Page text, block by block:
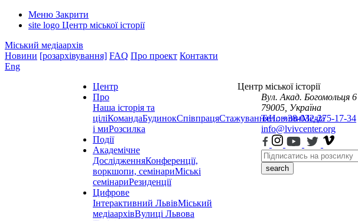
Меню Закрити
site logo Центр міської історії
Міський медіаархів
Новини [розархівування] FAQ Про проект Контакти
Eng
Центр
Про
Наша історія та
ціліКомандаБудинокСпівпрацяСтажуванняНовиниМедіа
і миРозсилка
Події
Академічне
ДослідженняКонференції,
воркшопи, семінариМіські
семінариРезиденції
Цифрове
Інтерактивний ЛьвівМіський
медіаархівВулиці Львова
Центр міської історії
Вул. Акад. Богомольця 6
79005, Україна
Тел.: +38-032-275-17-34
info@lvivcenter.org
search